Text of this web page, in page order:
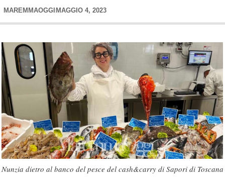
MAREMMAOGGI MAGGIO 4, 2023
Nunzia dietro al banco del pesce del cash&carry di Sapori di Toscana